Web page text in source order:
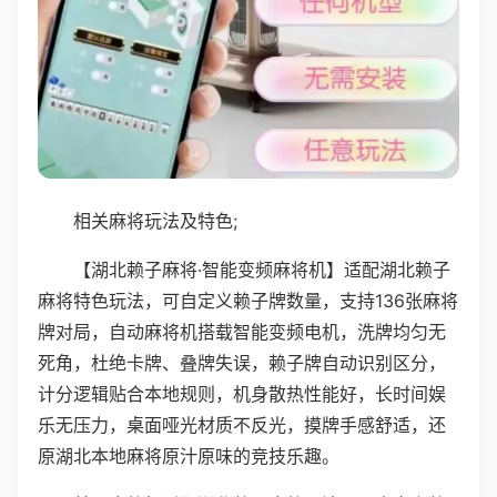
相关麻将玩法及特色;
【湖北赖子麻将·智能变频麻将机】适配湖北赖子
麻将特色玩法，可自定义赖子牌数量，支持136张麻将
牌对局，自动麻将机搭载智能变频电机，洗牌均匀无
死角，杜绝卡牌、叠牌失误，赖子牌自动识别区分，
计分逻辑贴合本地规则，机身散热性能好，长时间娱
乐无压力，桌面哑光材质不反光，摸牌手感舒适，还
原湖北本地麻将原汁原味的竞技乐趣。